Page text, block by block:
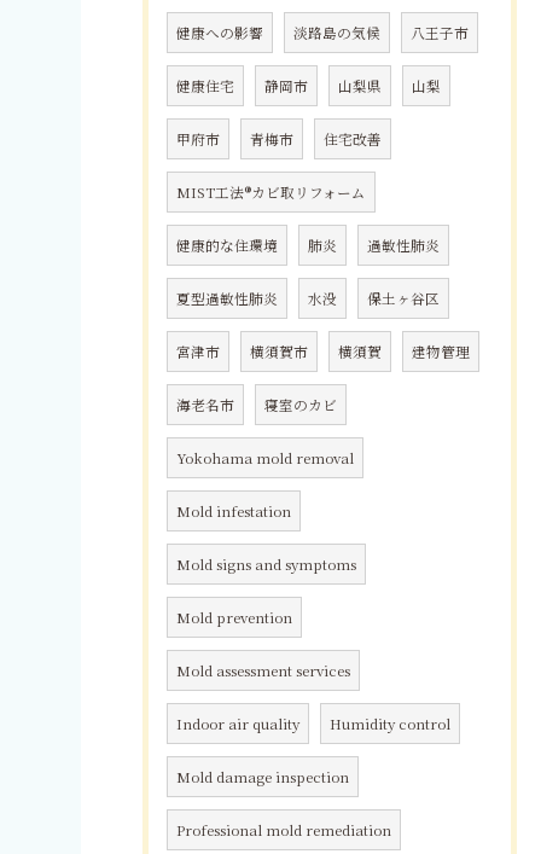
健康への影響 淡路島の気候 八王子市
健康住宅 静岡市 山梨県 山梨
甲府市 青梅市 住宅改善
MIST工法®カビ取リフォーム
健康的な住環境 肺炎 過敏性肺炎
夏型過敏性肺炎 水没 保土ヶ谷区
宮津市 横須賀市 横須賀 建物管理
海老名市 寝室のカビ
Yokohama mold removal
Mold infestation
Mold signs and symptoms
Mold prevention
Mold assessment services
Indoor air quality Humidity control
Mold damage inspection
Professional mold remediation